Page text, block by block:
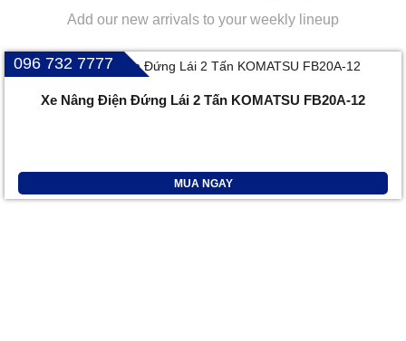
Add our new arrivals to your weekly lineup
096 732 7777
Xe Nâng Điện Đứng Lái 2 Tấn KOMATSU FB20A-12
MUA NGAY